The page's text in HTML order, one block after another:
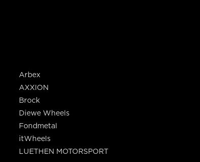
Arbex
AXXION
Brock
Diewe Wheels
Fondmetal
itWheels
LUETHEN MOTORSPORT